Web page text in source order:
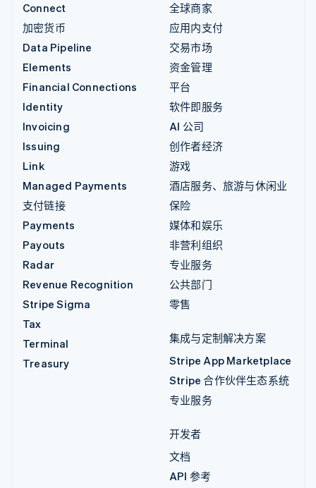
Connect
加密货币
Data Pipeline
Elements
Financial Connections
Identity
Invoicing
Issuing
Link
Managed Payments
支付链接
Payments
Payouts
Radar
Revenue Recognition
Stripe Sigma
Tax
Terminal
Treasury
全球商家
应用内支付
交易市场
资金管理
平台
软件即服务
AI 公司
创作者经济
游戏
酒店服务、旅游与休闲业
保险
媒体和娱乐
非营利组织
专业服务
公共部门
零售
集成与定制解决方案
Stripe App Marketplace
Stripe 合作伙伴生态系统
专业服务
开发者
文档
API 参考